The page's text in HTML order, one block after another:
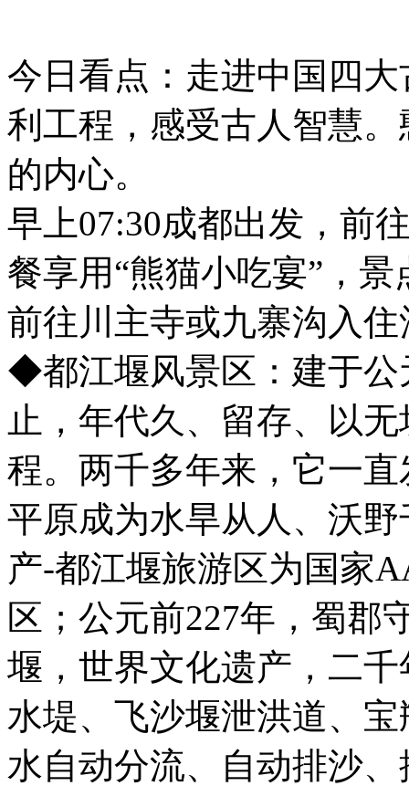
今日看点：走进中国四
利工程，感受古人智慧
的内心。
早上07:30成都出发，前
餐享用“熊猫小吃宴”，
前往川主寺或九寨沟入住
◆都江堰风景区：建于公
止，年代久、留存、以
程。两千多年来，它一
平原成为水旱从人、沃
产-都江堰旅游区为国家
区；公元前227年，蜀郡
堰，世界文化遗产，二
水堤、飞沙堰泄洪道、
水自动分流、自动排沙